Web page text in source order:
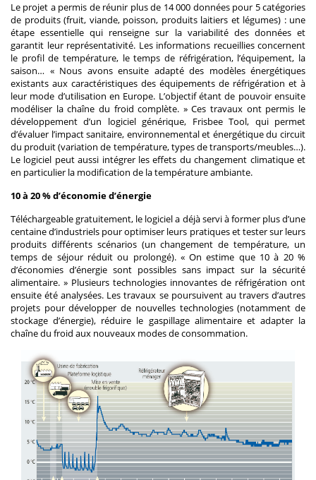
Le projet a permis de réunir plus de 14 000 données pour 5 catégories
de produits (fruit, viande, poisson, produits laitiers et légumes) : une
étape essentielle qui renseigne sur la variabilité des données et
garantit leur représentativité. Les informations recueillies concernent
le profil de température, le temps de réfrigération, l’équipement, la
saison… « Nous avons ensuite adapté des modèles énergétiques
existants aux caractéristiques des équipements de réfrigération et à
leur mode d’utilisation en Europe. L’objectif étant de pouvoir ensuite
modéliser la chaîne du froid complète. » Ces travaux ont permis le
développement d’un logiciel générique, Frisbee Tool, qui permet
d’évaluer l’impact sanitaire, environnemental et énergétique du circuit
du produit (variation de température, types de transports/meubles…).
Le logiciel peut aussi intégrer les effets du changement climatique et
en particulier la modification de la température ambiante.
10 à 20 % d’économie d’énergie
Téléchargeable gratuitement, le logiciel a déjà servi à former plus d’une
centaine d’industriels pour optimiser leurs pratiques et tester sur leurs
produits différents scénarios (un changement de température, un
temps de séjour réduit ou prolongé). « On estime que 10 à 20 %
d’économies d’énergie sont possibles sans impact sur la sécurité
alimentaire. » Plusieurs technologies innovantes de réfrigération ont
ensuite été analysées. Les travaux se poursuivent au travers d’autres
projets pour développer de nouvelles technologies (notamment de
stockage d’énergie), réduire le gaspillage alimentaire et adapter la
chaîne du froid aux nouveaux modes de consommation.